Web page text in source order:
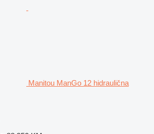
Manitou ManGo 12 hidraulična